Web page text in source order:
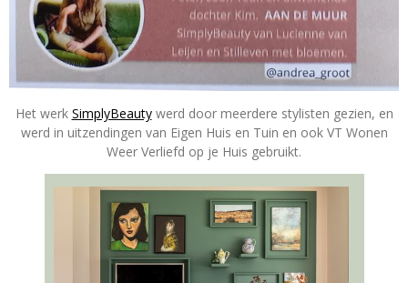
Het werk SimplyBeautywerd door meerdere stylisten gezien, en
werd in uitzendingen van Eigen Huis en Tuin en ook VT Wonen
Weer Verliefd op je Huis gebruikt.